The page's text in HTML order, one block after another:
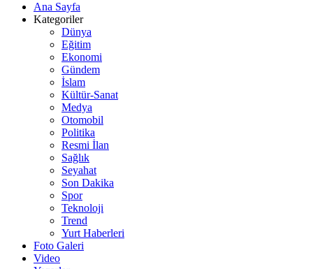
Ana Sayfa
Kategoriler
Dünya
Eğitim
Ekonomi
Gündem
İslam
Kültür-Sanat
Medya
Otomobil
Politika
Resmi İlan
Sağlık
Seyahat
Son Dakika
Spor
Teknoloji
Trend
Yurt Haberleri
Foto Galeri
Video